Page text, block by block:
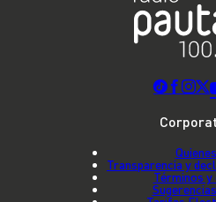
Transparencia y
Términos y